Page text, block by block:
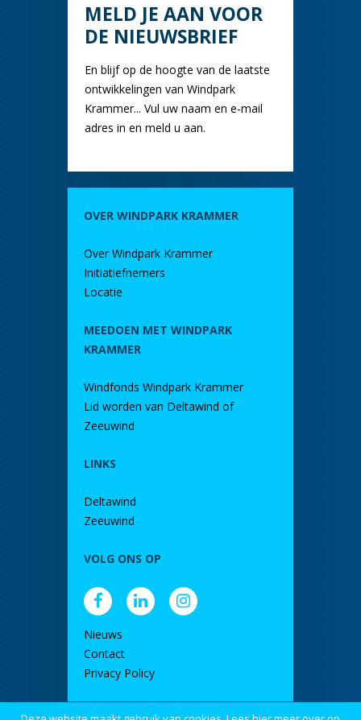
MELD JE AAN VOOR
DE NIEUWSBRIEF
En blijf op de hoogte van de laatste
ontwikkelingen van Windpark
Krammer... Vul uw naam en e-mail
adres in en meld u aan.
OVER WINDPARK KRAMMER
Over Windpark Krammer
Initiatiefnemers
Locatie
MEEDOEN MET WINDPARK
KRAMMER
Windfonds Windpark Krammer
Lid worden van Deltawind of
Zeeuwind
LINKS
Deltawind
Zeeuwind
VOLG ONS OP
Nieuws
Contact
Privacy Policy